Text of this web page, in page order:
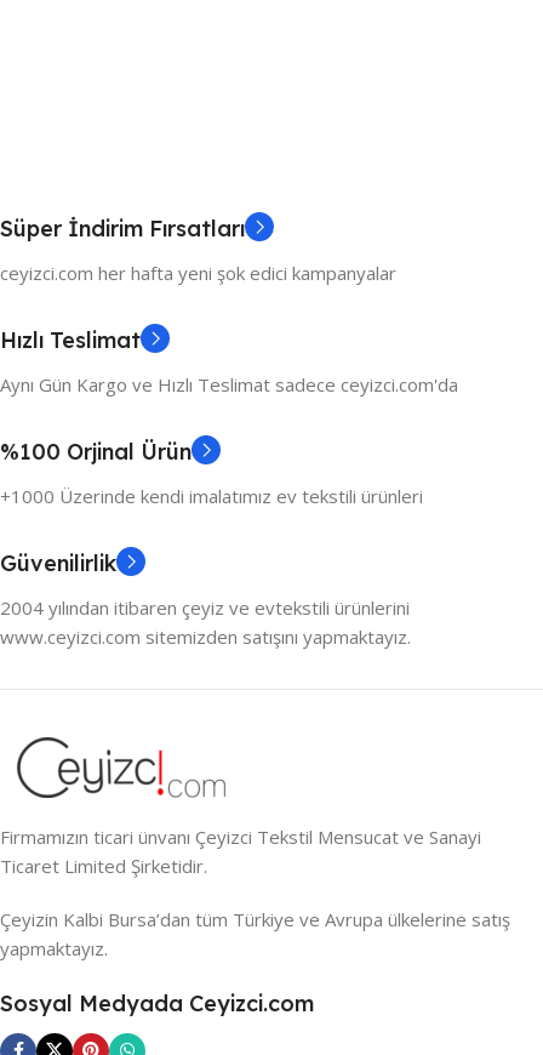
Süper İndirim Fırsatları
ceyizci.com her hafta yeni şok edici kampanyalar
Hızlı Teslimat
Aynı Gün Kargo ve Hızlı Teslimat sadece ceyizci.com'da
%100 Orjinal Ürün
+1000 Üzerinde kendi imalatımız ev tekstili ürünleri
Güvenilirlik
2004 yılından itibaren çeyiz ve evtekstili ürünlerini
www.ceyizci.com sitemizden satışını yapmaktayız.
Firmamızın ticari ünvanı Çeyizci Tekstil Mensucat ve Sanayi
Ticaret Limited Şirketidir.
Çeyizin Kalbi Bursa’dan tüm Türkiye ve Avrupa ülkelerine satış
yapmaktayız.
Sosyal Medyada Ceyizci.com